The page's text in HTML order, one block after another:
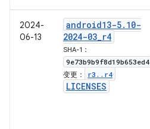
2024-
06-13
android13-5. 10-
2024-03_r4
SHA-1：
9e73b9b9f8d19b653ed4
变更： r3 . . r4
LICENSES